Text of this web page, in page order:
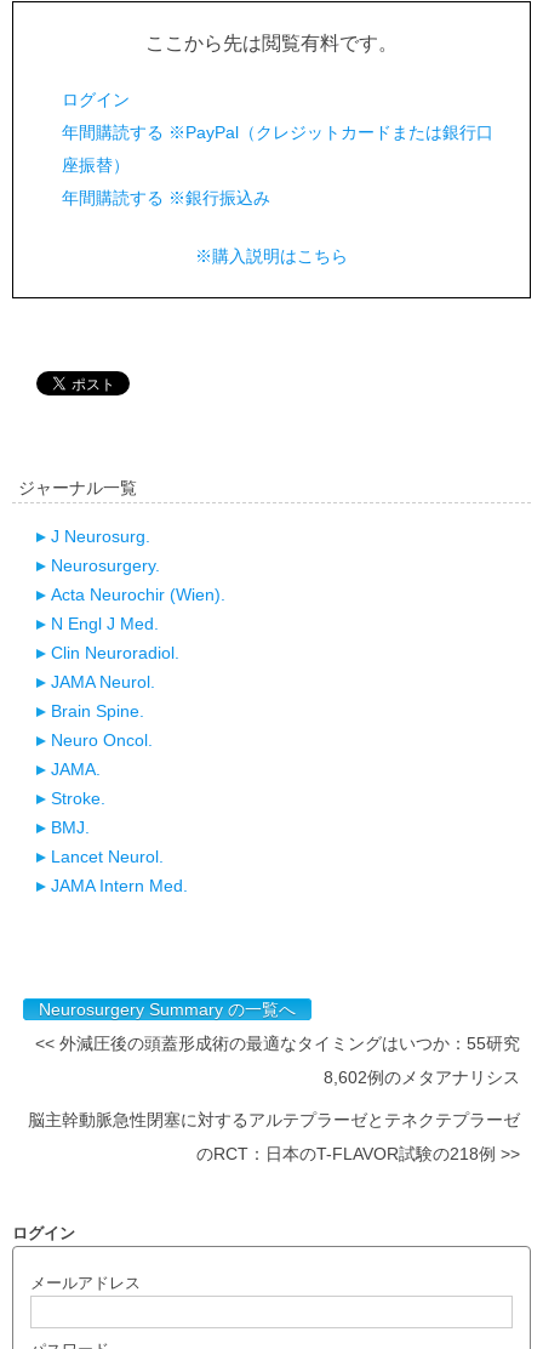
ここから先は閲覧有料です。
ログイン
年間購読する ※PayPal（クレジットカードまたは銀行口
座振替）
年間購読する ※銀行振込み
※購入説明はこちら
ジャーナル一覧
J Neurosurg.
Neurosurgery.
Acta Neurochir (Wien).
N Engl J Med.
Clin Neuroradiol.
JAMA Neurol.
Brain Spine.
Neuro Oncol.
JAMA.
Stroke.
BMJ.
Lancet Neurol.
JAMA Intern Med.
Neurosurgery Summary の一覧へ
<< 外減圧後の頭蓋形成術の最適なタイミングはいつか：55研究
8,602例のメタアナリシス
脳主幹動脈急性閉塞に対するアルテプラーゼとテネクテプラーゼ
のRCT：日本のT-FLAVOR試験の218例 >>
ログイン
メールアドレス